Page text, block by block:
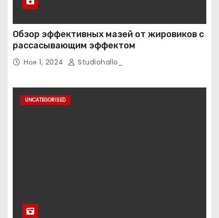
Обзор эффективных мазей от жировиков с
рассасывающим эффектом
Ноя 1, 2024 Studiohallo_
UNCATEGORISED